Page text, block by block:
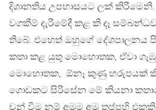
දිශානතිය උපහාසයට ලක් කිරීමෙනි.
වගකීම් දැරීමේදී කළ කි දෑ
තිබේ. එහෙත් ඔහුගේ දේශපාලනය
කතා කළ යුතු මොහොතක, ඒවා
මොහොතක, ඕනෑ කුණු හරුපයක්
ගොඩකට සිරිසේන මේ කියනා
චූන් වීම නම් අමුම අමු තුප්පහි